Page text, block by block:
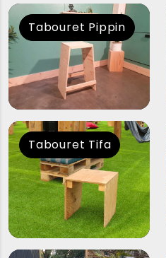
Tabouret Pippin
Tabouret Tifa